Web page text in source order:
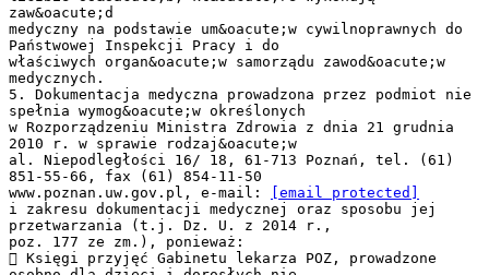
zaw&oacute;d
medyczny na podstawie um&oacute;w cywilnoprawnych do
Państwowej Inspekcji Pracy i do
właściwych organ&oacute;w samorządu zawod&oacute;w
medycznych.
5. Dokumentacja medyczna prowadzona przez podmiot nie
spełnia wymog&oacute;w określonych
w Rozporządzeniu Ministra Zdrowia z dnia 21 grudnia
2010 r. w sprawie rodzaj&oacute;w
al. Niepodległości 16/ 18, 61-713 Poznań, tel. (61)
851-55-66, fax (61) 854-11-50
www.poznan.uw.gov.pl, e-mail:
[email protected]
i zakresu dokumentacji medycznej oraz sposobu jej
przetwarzania (t.j. Dz. U. z 2014 r.,
poz. 177 ze zm.), ponieważ:
 Księgi przyjęć Gabinetu lekarza POZ, prowadzone